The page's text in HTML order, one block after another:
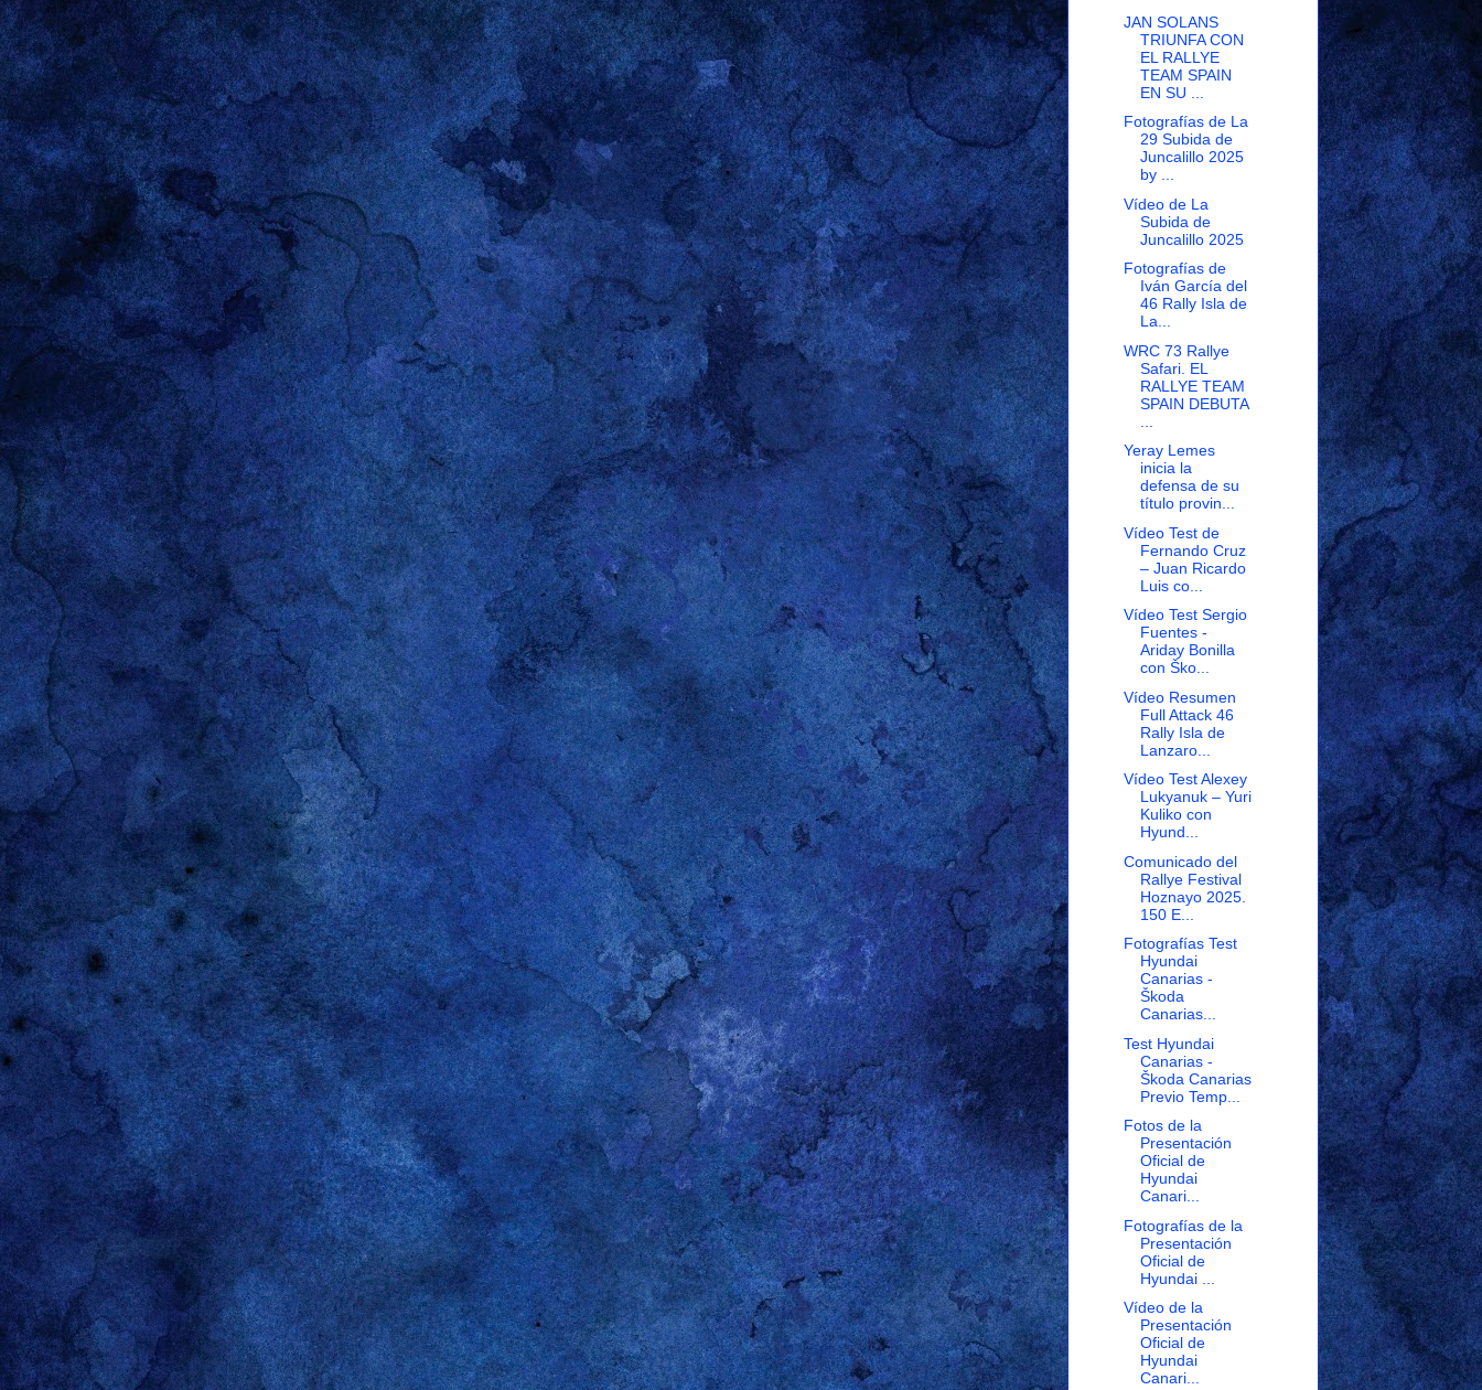
JAN SOLANS
TRIUNFA CON
EL RALLYE
TEAM SPAIN
EN SU ...
Fotografías de La
29 Subida de
Juncalillo 2025
by ...
Vídeo de La
Subida de
Juncalillo 2025
Fotografías de
Iván García del
46 Rally Isla de
La...
WRC 73 Rallye
Safari. EL
RALLYE TEAM
SPAIN DEBUTA
Yeray Lemes
inicia la
defensa de su
título provin...
Vídeo Test de
Fernando Cruz
– Juan Ricardo
Luis co...
Vídeo Test Sergio
Fuentes -
Ariday Bonilla
con Ško...
Vídeo Resumen
Full Attack 46
Rally Isla de
Lanzaro...
Vídeo Test Alexey
Lukyanuk – Yuri
Kuliko con
Hyund...
Comunicado del
Rallye Festival
Hoznayo 2025.
150 E...
Fotografías Test
Hyundai
Canarias -
Škoda
Canarias...
Test Hyundai
Canarias -
Škoda Canarias
Previo Temp...
Fotos de la
Presentación
Oficial de
Hyundai
Canari...
Fotografías de la
Presentación
Oficial de
Hyundai ...
Vídeo de la
Presentación
Oficial de
Hyundai
Canari...